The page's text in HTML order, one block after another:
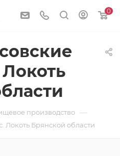
0
производство —
Локоть Брянской области